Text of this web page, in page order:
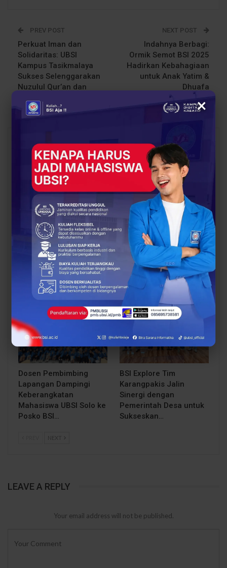
PREV POST
Perkuat Iman dan
Solidaritas: UBSI
Kampus Tasikmalaya
Sukses Selenggarakan
Nuzulul Qur’an dan
NEXT POST
Indahnya Berbagi:
Ormik Semot BSI 2025
Hadirkan Kebahagiaan
untuk Anak Yatim &
Dhuafa
You Might Also Like
BERITA
Proses Belajar di UBSI
yang Mendukung
Mahasiswa Lebih Siap
Dosen Pembimbing
Lapangan Dampingi
Keberangkatan
Mahasiswa UBSI Solo ke
Posko BSI…
Dosen Pembimbing
Lapangan Dampingi
Keberangkatan
Mahasiswa UBSI Solo ke
Posko BSI…
BERITA
BSI Explore Tim
Karangpakis Jalin
Sinergi dengan
Pemerintah Desa untuk
Sukseskan…
NEXT
LEAVE A REPLY
Your email address will not be published.
×